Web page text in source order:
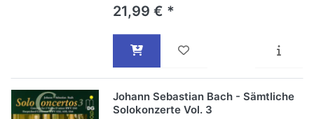
21,99 € *
Johann Sebastian Bach - Sämtliche
Solokonzerte Vol. 3